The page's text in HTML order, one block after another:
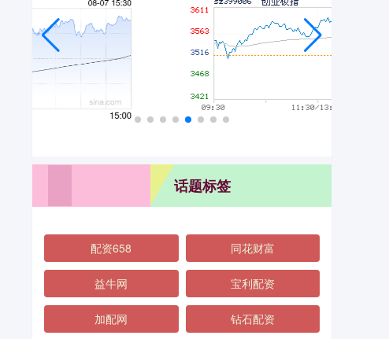
话题标签
配资658 同花财富
益牛网 宝利配资
加配网 钻石配资